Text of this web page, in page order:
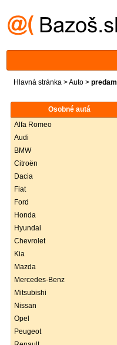
Hlavná stránka >Auto >
Osobné autá
Alfa Romeo
Audi
BMW
Citroën
Dacia
Fiat
Ford
Honda
Hyundai
Chevrolet
Kia
Mazda
Mercedes-Benz
Mitsubishi
Nissan
Opel
Peugeot